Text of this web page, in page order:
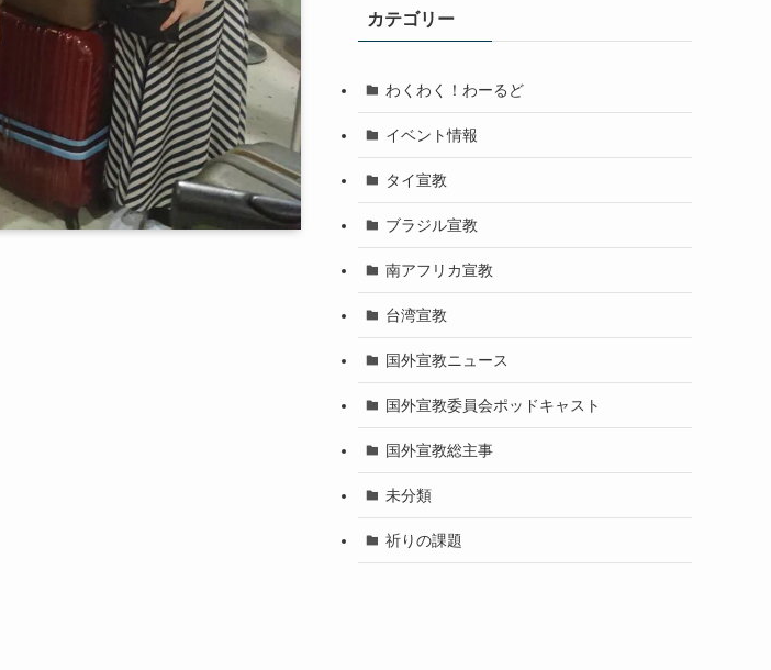
ブカテゴリー
わくわく！わーるど
イベント情報
タイ宣教
ブラジル宣教
南アフリカ宣教
台湾宣教
国外宣教ニュース
国外宣教委員会ポッドキャスト
国外宣教総主事
未分類
祈りの課題